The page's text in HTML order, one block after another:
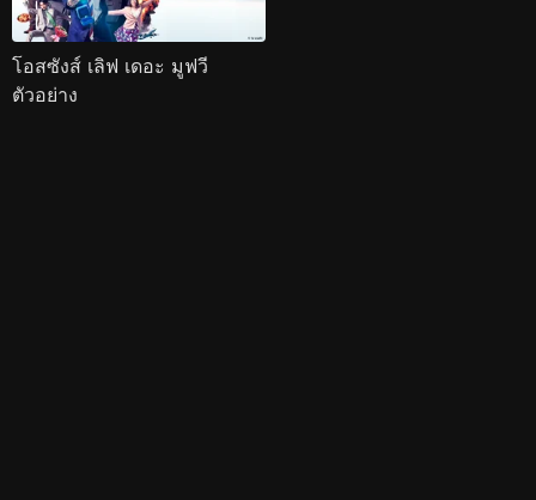
โอสซังส์ เลิฟ เดอะ มูฟวี
ตัวอย่าง